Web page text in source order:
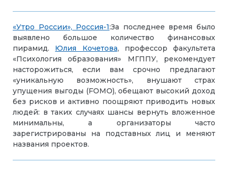
«Утро России», Россия-1:За последнее время было
выявлено большое количество финансовых
пирамид. Юлия Кочетова, профессор факультета
«Психология образования» МГППУ, рекомендует
насторожиться, если вам срочно предлагают
«уникальную возможность», внушают страх
упущения выгоды (FOMO), обещают высокий доход
без рисков и активно поощряют приводить новых
людей: в таких случаях шансы вернуть вложенное
минимальны, а организаторы часто
зарегистрированы на подставных лиц и меняют
названия проектов.